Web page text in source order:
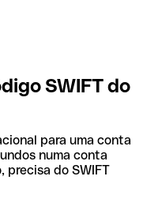
SWIFT do
para uma conta
numa conta
precisa do SWIFT